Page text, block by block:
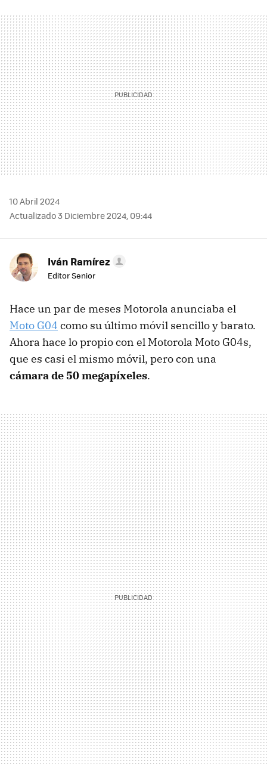
MAIL
10 Abril 2024
Actualizado 3 Diciembre 2024, 09:44
Iván Ramírez
Editor Senior
Hace un par de meses Motorola anunciaba el
Moto G04 como su último móvil sencillo y barato.
Ahora hace lo propio con el Motorola Moto G04s,
que es casi el mismo móvil, pero con una
cámara de 50 megapíxeles.